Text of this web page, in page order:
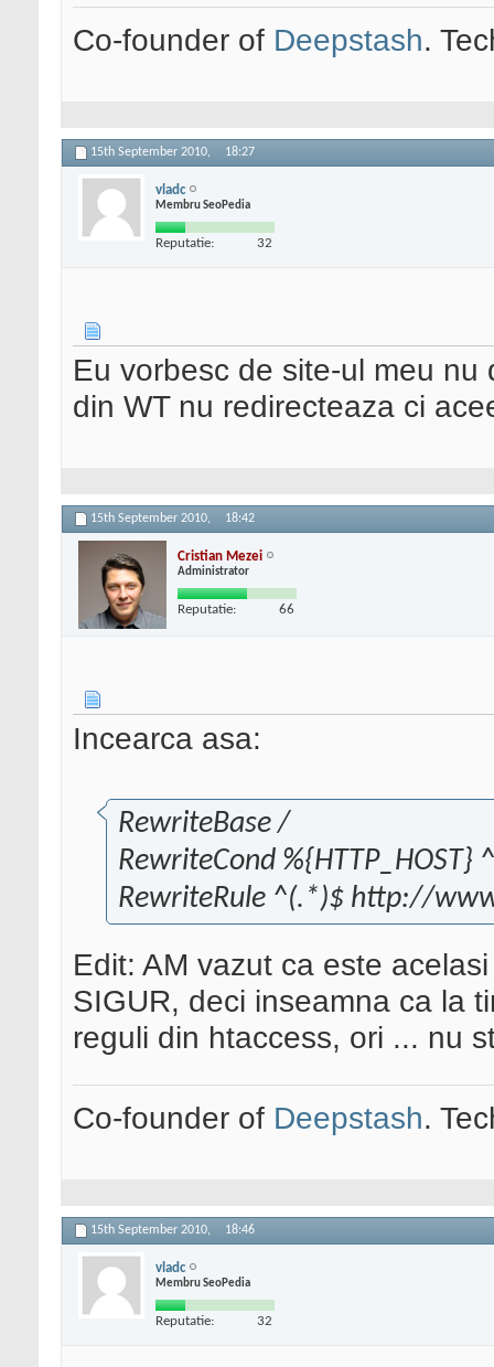
Co-founder of Deepstash.
15th September 2010, 18:27
vladc
Membru SeoPedia
Reputatie: 32
Eu vorbesc de site-ul meu
din WT nu redirecteaza ci
15th September 2010, 18:42
Cristian Mezei
Administrator
Reputatie: 66
Incearca asa:
RewriteBase /
RewriteCond %{HTTP_HOST}
RewriteRule ^(.*)$ http://
Edit: AM vazut ca este
SIGUR, deci inseamna ca la
reguli din htaccess, ori ... nu
Co-founder of Deepstash.
15th September 2010, 18:46
vladc
Membru SeoPedia
Reputatie: 32